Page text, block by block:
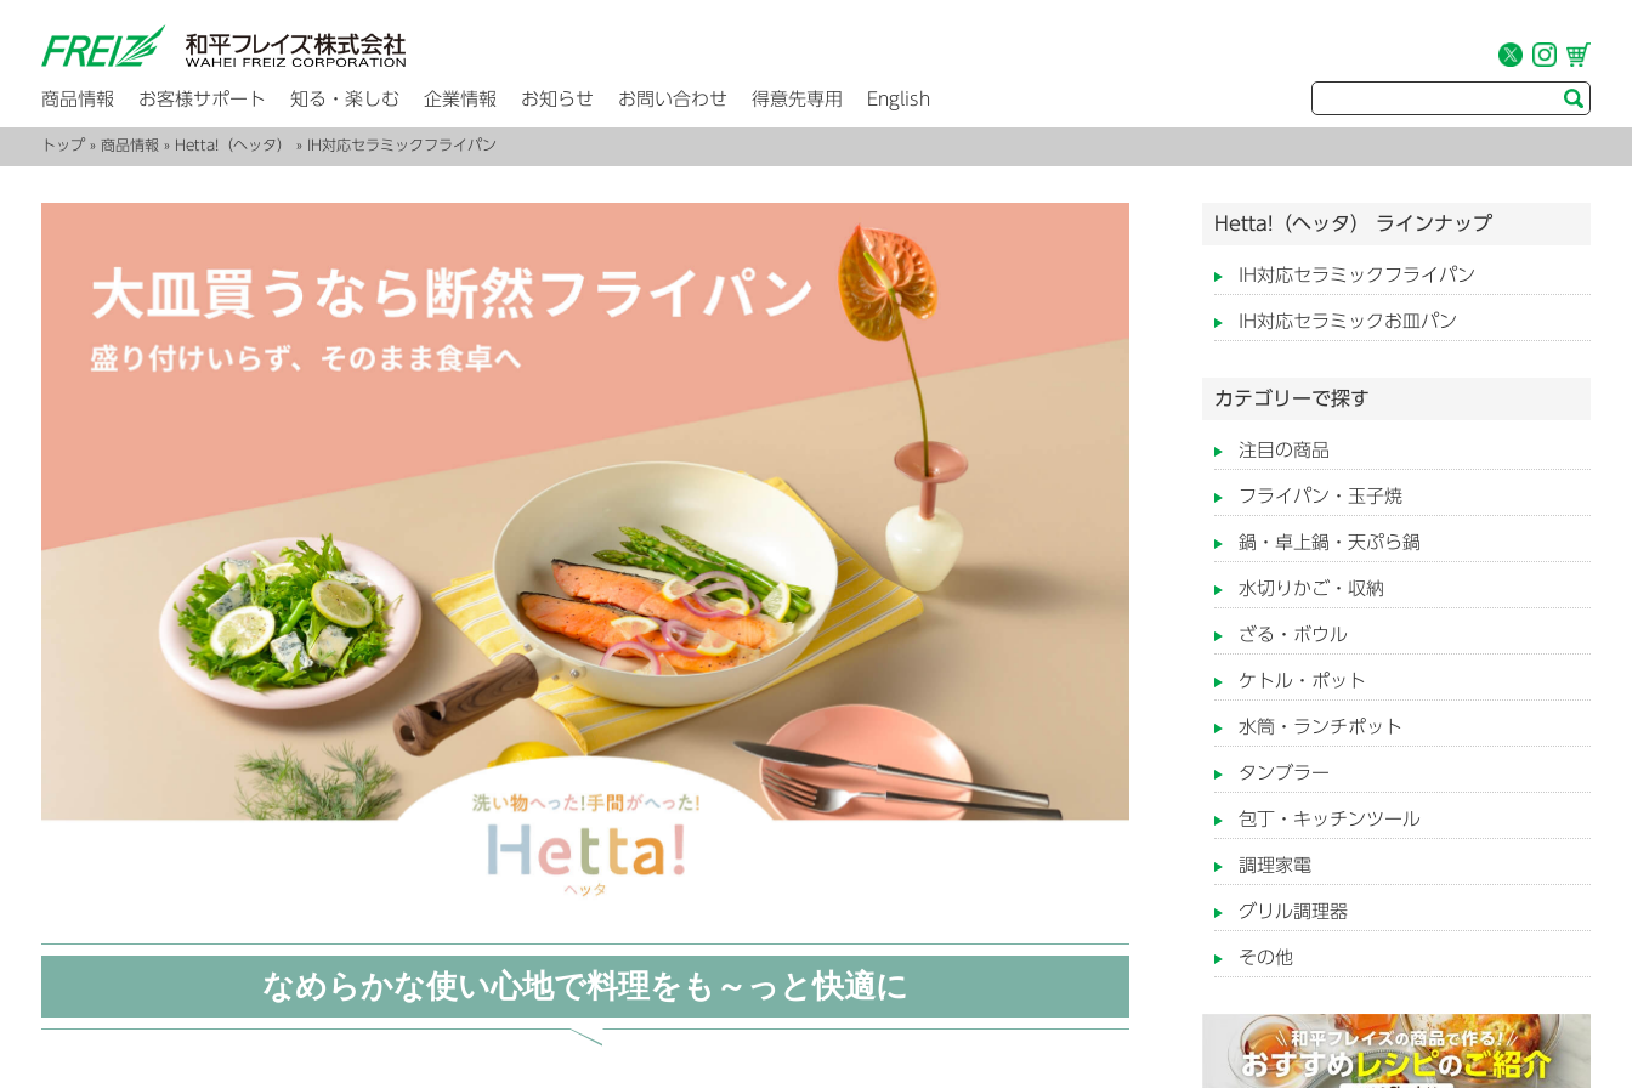
商品情報 お客様サポート 知る・楽しむ 企業情報 お知らせ お問い合わせ 得意先専用 English
トップ» 商品情報 » Hetta!（ヘッタ） » IH対応セラミックフライパン
なめらかな使い心地で料理をも～っと快適に
Hetta!（ヘッタ） ラインナップ
IH対応セラミックフライパン
IH対応セラミックお皿パン
カテゴリーで探す
注目の商品
フライパン・玉子焼
鍋・卓上鍋・天ぷら鍋
水切りかご・収納
ざる・ボウル
ケトル・ポット
水筒・ランチポット
タンブラー
包丁・キッチンツール
調理家電
グリル調理器
その他